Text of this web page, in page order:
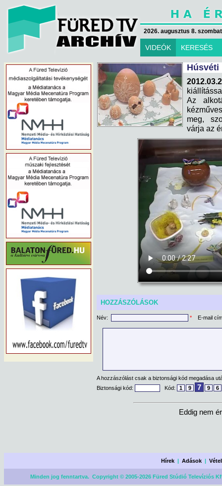
2026. augusztus 8.
VIDEÓK KERESÉS
Húsvéti
Az
meg,
várja az
HOZZÁSZÓLÁSOK
Név: * E-mail
A hozzászólást csak a biztonsági kód megadása
Biztonsági kód:
Kód: 1 9 7 9 6
Eddig nem
Hírek |Adások |
Minden jog fenntartva. Copyright © 2005-2026 Füred Stúdió Televíziós